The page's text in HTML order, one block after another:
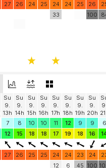
27 26 24 25 24 24 25 26
33 100
Su
9.
13h
Su
9.
14h
Su
9.
15h
Su
9.
16h
Su
9.
17h
Su
9.
18h
Su
9.
19h
Su
9.
20h
7 8 10 10 11 12 9 9
6
12 15 18 18 17 19 18 16
27 26 25 25 24 24 23 24
12 6 45 100